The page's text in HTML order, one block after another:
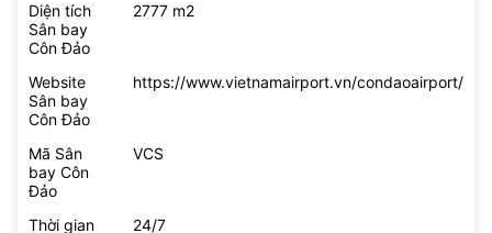
Diện tích
Sân bay
Côn Đảo
2777 m2
Website
Sân bay
Côn Đảo
https://www.vietnamairport.vn/condaoairport/
Mã Sân
bay Côn
Đảo
VCS
Thời gian
24/7